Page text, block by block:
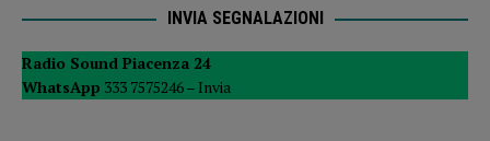
INVIA SEGNALAZIONI
Radio Sound Piacenza 24
WhatsApp 333 7575246 – Invia